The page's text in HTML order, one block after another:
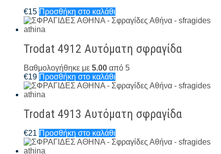
€15 Προσθήκη στο καλάθι
Trodat 4912 Αυτόματη σφραγίδα
Βαθμολογήθηκε με 5.00 από 5
€19 Προσθήκη στο καλάθι
Trodat 4913 Αυτόματη σφραγίδα
€21 Προσθήκη στο καλάθι